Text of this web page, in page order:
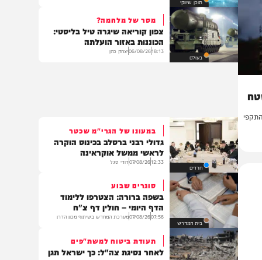
תוכן שיווקי
יירדו לטמיון בשנים הקרובות?
מערכת המחדש תוכן שיווקי
מסר של מלחמה?
צפון קוריאה שיגרה טיל בליסטי:
חרדים
במעונו של הגרי"מ שכטר
גדולי רבני ברסלב בכינוס הוקרה
לראשי ממשל אוקראינה
12:33
07/08/26דודי סגל
סוגרים שבוע
בשפה ברורה: הצטרפו ללימוד
הדף היומי – חולין דף צ"ח
07:56
07/08/26מערכת המחדש בשיתוף מכון הדרן